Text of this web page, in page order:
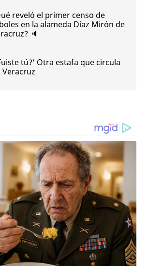
reveló el primer censo de
en la alameda Díaz Mirón de
🔈
tú?' Otra estafa que circula
Veracruz